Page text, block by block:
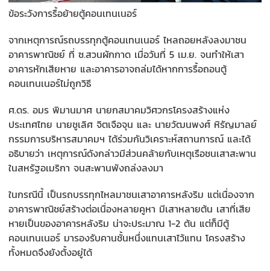
ข้อระวังการรื้อย้ายตู้คอนเทนเนอร์
จากเหตุการณ์รถบรรทุกตู้คอนเทนเนอร์ ไหลถอยหลังลงมาชน
อาคารพาณิชย์ ที่ ซ.สวนผักกาด เมื่อวันที่ 5 เม.ย. จนทำให้เสา
อาคารหักเสียหาย และอาคารอาจถล่มได้หากการรื้อถอนตู้
คอนเทนเนอร์ไม่ถูกวิธี
ศ.ดร. อมร พิมานมาศ นายกสมาคมวิศวกรโครงสร้างแห่ง
ประเทศไทย นายชูเลิศ จิตเจือจุน และ นายวัฒนพงศ์ หิรัญมาลย์
กรรมการบริหารสมาคมฯ ได้ร่วมกันวิเคราะห์สถานการณ์ และได้
อธิบายว่า เหตุการณ์ดังกล่าวมีส่วนคล้ายกับเหตุเรือชนเสาสะพาน
ในสหรัฐอเมริกา จนสะพานพังถล่งลงมา
ในกรณีนี้ เป็นรถบรรทุกไหลมาชนเสาอาคารหลังริม แต่เนื่องจาก
อาคารพาณิชย์สร้างต่อเนื่องหลายคูหา มีเสาหลายต้น เสาที่เสีย
หายเป็นของอาคารหลังริม น่าจะประมาณ 1-2 ต้น แต่ก็มีตู้
คอนเทนเนอร์ มารองรับคานชั้นหนึ่งแทนเสาไว้แทน โครงสร้าง
ทั้งหมดจึงยังตั้งอยู่ได้